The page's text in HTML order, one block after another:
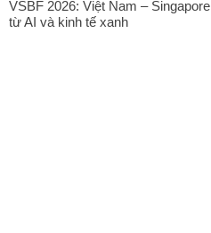
VSBF 2026: Việt Nam –
từ AI và kinh tế xanh